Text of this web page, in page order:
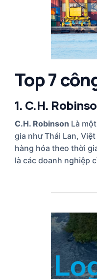
Top 7
1. C.H.
C.H. Robinson Là
gia như Thái Lan,
hàng hóa theo thời
là các doanh nghiệp